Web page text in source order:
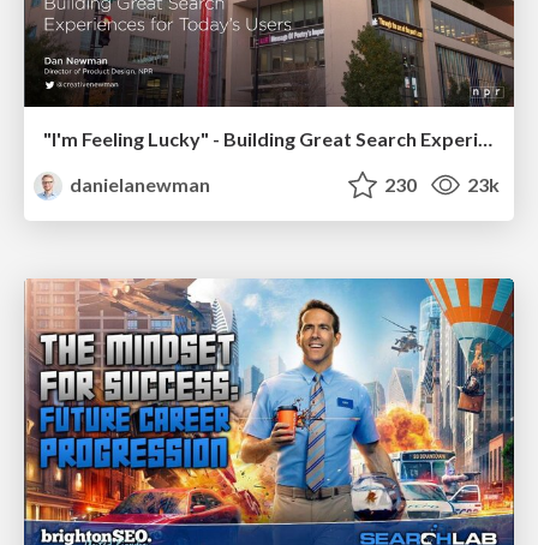
"I'm Feeling Lucky" - Building Great Search Experiences for Today's Users (#IAC19)
danielanewman
230 23k